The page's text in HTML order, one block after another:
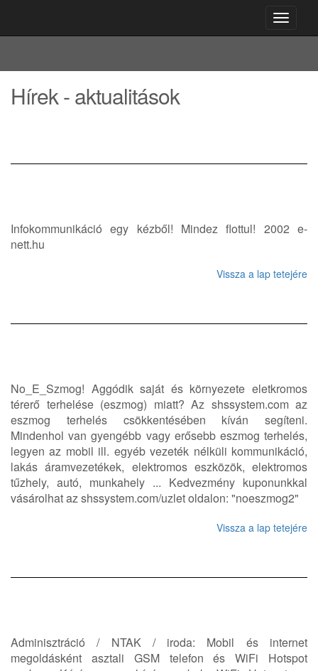
Toggle
Hírek - aktualitások
Infokommunikáció egy kézből! Mindez flottul! 2002 e-
nett.hu
Vissza a lap tetejére
No_E_Szmog! Aggódik saját és környezete eletkromos
térerő terhelése (eszmog) miatt? Az shssystem.com az
eszmog terhelés csökkentésében kíván segíteni.
Mindenhol van gyengébb vagy erősebb eszmog terhelés,
legyen az mobil ill. egyéb vezeték nélküli kommunikáció,
lakás áramvezetékek, elektromos eszközök, elektromos
tűzhely, autó, munkahely ... Kedvezmény kuponunkkal
vásárolhat az shssystem.com/uzlet oldalon: "noeszmog2"
Vissza a lap tetejére
Adminisztráció / NTAK / iroda: Mobil és internet
megoldásként asztali GSM telefon és WiFi Hotspot